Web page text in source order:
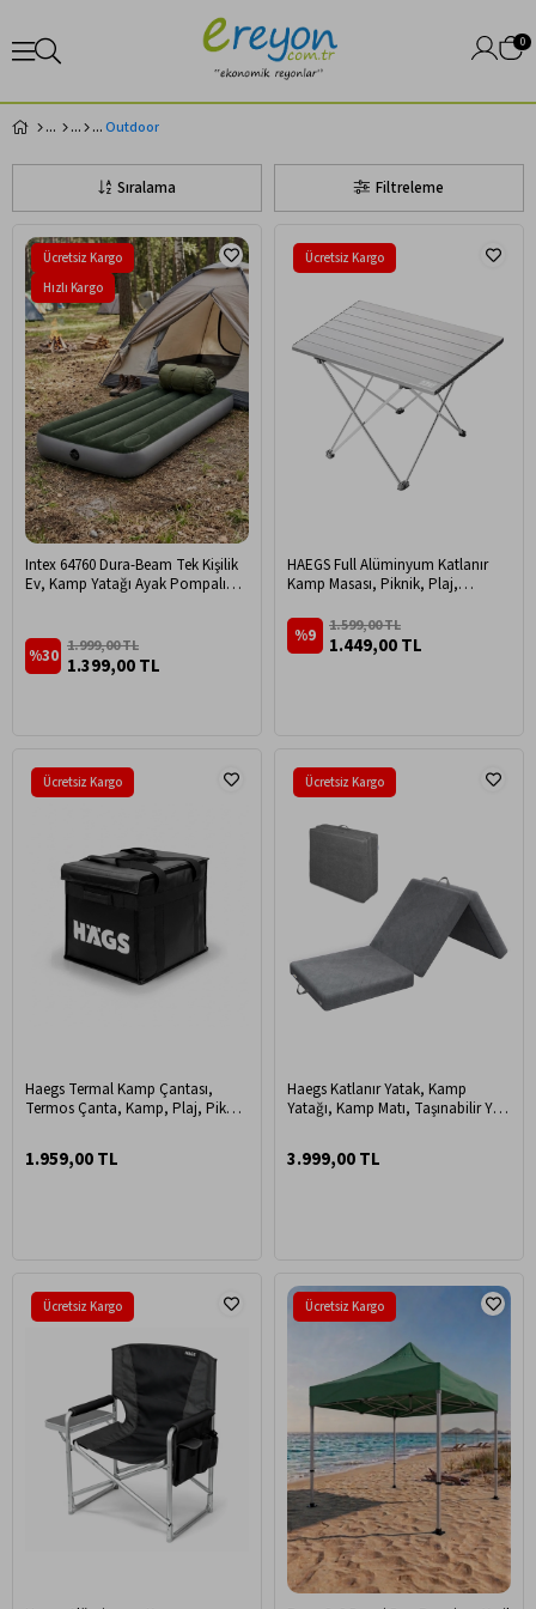
0
Outdoor
Filtreleme
Sıralama
Intex 64760 Dura-Beam Tek Kişilik
Ev, Kamp Yatağı Ayak Pompalı
1.399,00 TL
1.999,00 TL
%30
Ücretsiz Kargo
Hızlı Kargo
HAEGS Full Alüminyum Katlanır
Kamp Masası, Piknik, Plaj,
Boy - Gümüş
1.449,00 TL
1.599,00 TL
%9
Ücretsiz Kargo
Haegs Termal Kamp Çantası,
Termos Çanta, Kamp, Plaj, Piknik
1.959,00 TL
Ücretsiz Kargo
Haegs Katlanır Yatak, Kamp
Yatağı, Kamp Matı, Taşınabilir Yer
Yoga için İdeal; 22 Dens 190x65x10
3.999,00 TL
Ücretsiz Kargo
Ücretsiz Kargo Ücretsiz Kargo